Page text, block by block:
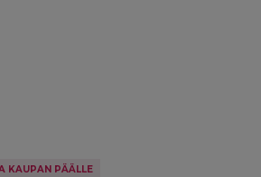
KAUPAN PÄÄLLE